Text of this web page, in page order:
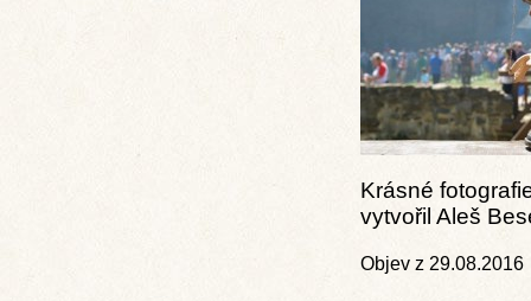
Krásné
vytvořil Aleš
Objev z 29.08.2016